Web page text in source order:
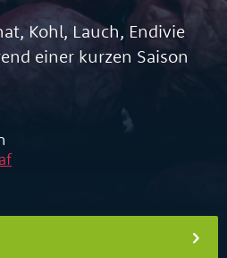
Kohl, Lauch, Endivie
einer kurzen Saison